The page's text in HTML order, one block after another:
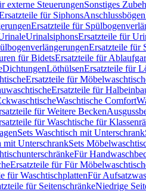
externe SteuerungenSonstiges
für SiphonsAnschlussbögen
Ersatzteile für
UrinalsiphonsErsatzteile für
Ersatzteile für
für BidetsErsatzteile für
DichtungenLöthülsenErsatzteile für
Ersatzteile für
Ersatzteile für
Waschtische Comfort
für Weitere Becken
für Waschtische für
Sets Waschtisch mit Unterschrank
mit UnterschrankSets
Für
Ersatzteile für Für
für WaschtischplattenFür
für SeitenschränkeNiedrige